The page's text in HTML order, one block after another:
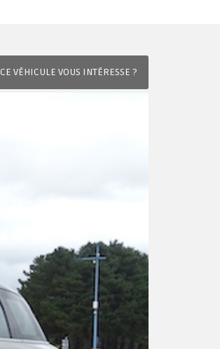
CE VÉHICULE VOUS INTÉRESSE ?